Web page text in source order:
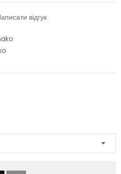
відгук